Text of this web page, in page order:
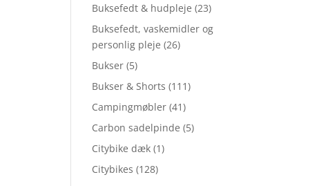
Buksefedt & hudpleje (23)
Buksefedt, vaskemidler og
personlig pleje (26)
Bukser (5)
Bukser & Shorts (111)
Campingmøbler (41)
Carbon sadelpinde (5)
Citybike dæk (1)
Citybikes (128)